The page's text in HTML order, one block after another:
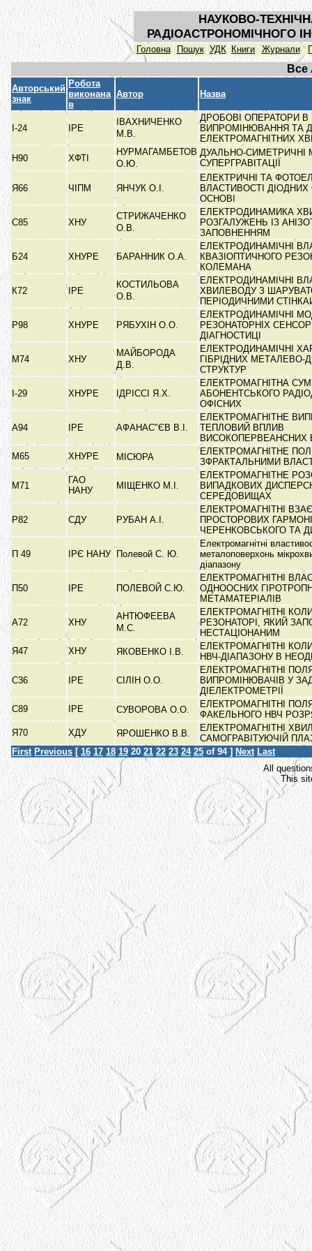
НАУКОВО-
РАДІОАСТРОНОМІЧНОГО
Головна Пошук УДК Книги Журнали
Все
Авторський
знак
Робота
виконана
в
Автор Назва
І-24 ІРЕ
ІВАХНИЧЕНКО
М.В.
ДРОБОВІ ОПЕРАТОРИ В
ВИПРОМІНЮВАННЯ ТА
ЕЛЕКТРОМАГНІТНИХ
Н90
ХФТІ
НУРМАГАМБЕТОВ
О.Ю.
ДУАЛЬНО-СИМЕТРИЧНІ
СУПЕРГРАВІТАЦІЇ
Я66 ЧІПМ ЯНЧУК О.І.
ЕЛЕКТРИЧНІ ТА
ВЛАСТИВОСТІ
ОСНОВІ
С85 ХНУ
СТРИЖАЧЕНКО
О.В.
ЕЛЕКТРОДИНАМИКА
РОЗГАЛУЖЕНЬ ІЗ
ЗАПОВНЕННЯМ
Б24 ХНУРЕ БАРАННИК О.А.
ЕЛЕКТРОДИНАМІЧНІ
КВАЗІОПТИЧНОГО
КОЛЕМАНА
К72 ІРЕ
КОСТИЛЬОВА
О.В.
ЕЛЕКТРОДИНАМІЧНІ
ХВИЛЕВОДУ З
ПЕРІОДИЧНИМИ
Р98 ХНУРЕ РЯБУХІН О.О.
ЕЛЕКТРОДИНАМІЧНІ
РЕЗОНАТОРНІХ
ДІАГНОСТИЦІ
М74 ХНУ
МАЙБОРОДА
Д.В.
ЕЛЕКТРОДИНАМІЧНІ
ГІБРІДНИХ МЕТАЛЕВО-
СТРУКТУР
І-29 ХНУРЕ ІДРІССІ Я.Х.
ЕЛЕКТРОМАГНІТНА
АБОНЕНТСЬКОГО
ОФІСНИХ
А94 ІРЕ АФАНАС"ЄВ В.І.
ЕЛЕКТРОМАГНІТНЕ
ТЕПЛОВИЙ ВПЛИВ
ВИСОКОПЕРВЕАНСНИХ
М65
ХНУРЕ МІСЮРА
ЕЛЕКТРОМАГНІТНЕ
ЗФРАКТАЛЬНИМИ
М71
ГАО
НАНУ
МІЩЕНКО М.І.
ЕЛЕКТРОМАГНІТНЕ
ВИПАДКОВИХ
СЕРЕДОВИЩАХ
Р82 СДУ РУБАН А.І.
ЕЛЕКТРОМАГНІТНІ
ПРОСТОРОВИХ
ЧЕРЕНКОВСЬКОГО ТА
П 49 ІРЄ НАНУ Полевой С. Ю.
Електромагнітні
металоповерхонь
діапазону
П50 ІРЕ ПОЛЕВОЙ С.Ю.
ЕЛЕКТРОМАГНІТНІ
ОДНООСНИХ
МЕТАМАТЕРІАЛІВ
А72 ХНУ
АНТЮФЕЕВА
М.С.
ЕЛЕКТРОМАГНІТНІ
РЕЗОНАТОРІ, ЯКИЙ
НЕСТАЦІОНАНИМ
Я47
ХНУ ЯКОВЕНКО І.В.
ЕЛЕКТРОМАГНІТНІ
НВЧ-ДІАПАЗОНУ В
С36 ІРЕ СІЛІН О.О.
ЕЛЕКТРОМАГНІТНІ
ВИПРОМІНЮВАЧІВ У
ДІЕЛЕКТРОМЕТРІЇ
С89
ІРЕ СУВОРОВА О.О.
ЕЛЕКТРОМАГНІТНІ
ФАКЕЛЬНОГО НВЧ
Я70
ХДУ ЯРОШЕНКО В.В.
ЕЛЕКТРОМАГНІТНІ
САМОГРАВІТУЮЧІЙ
First Previous [ 16 17 18 19 20 21 22 23 24 25 of 94 ] Next Last
All
This